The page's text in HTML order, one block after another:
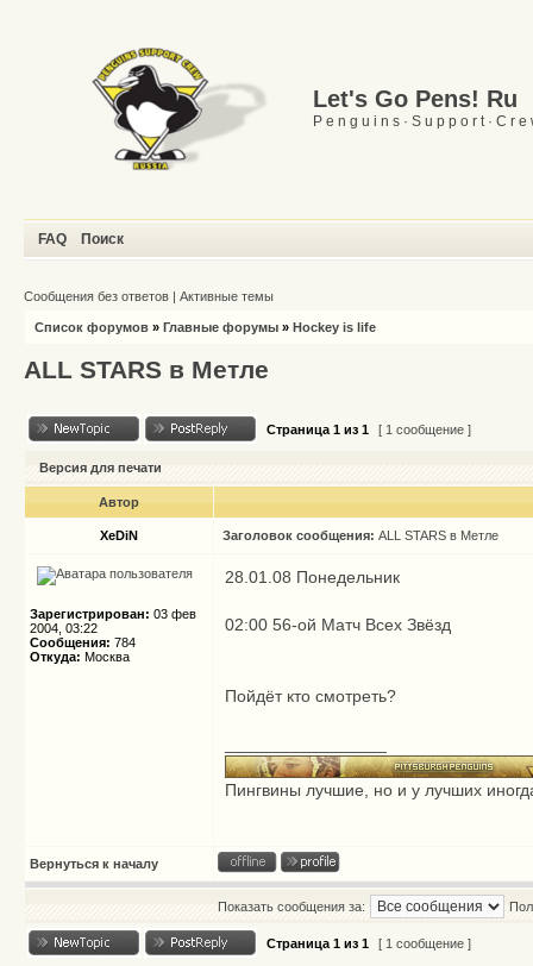
Let's Go Pens! Ru
P e n g u i n s · S u p p o r t · C r e
FAQ Поиск
Сообщения без ответов | Активные темы
Список форумов » Главные форумы » Hockey is life
ALL STARS в Метле
Страница 1 из 1 [ 1 сообщение ]
Версия для печати
Автор
XeDiN Заголовок сообщения: ALL STARS в Метле
Зарегистрирован: 03 фев
2004, 03:22
Сообщения: 784
Откуда: Москва
28.01.08 Понедельник
02:00 56-ой Матч Всех Звёзд
Пойдёт кто смотреть?
Пингвины лучшие, но и у лучших
Вернуться к началу
Показать сообщения за:
Страница 1 из 1 [ 1 сообщение ]